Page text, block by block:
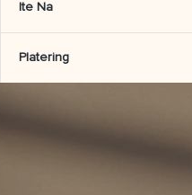
Ite Na
Platering